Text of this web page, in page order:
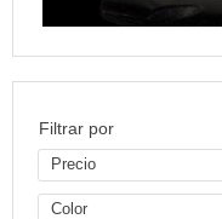
Filtrar por
Precio
Color